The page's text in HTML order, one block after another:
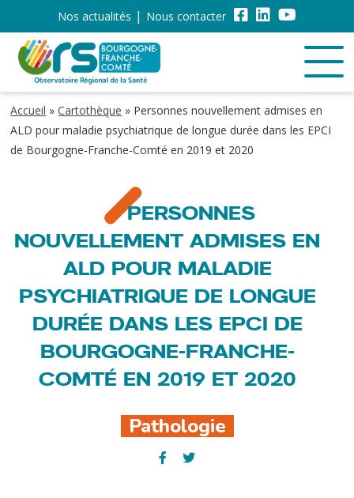
Nos actualités Nous contacter
Accueil »Cartothèque » Personnes nouvellement admises en
ALD pour maladie psychiatrique de longue durée dans les EPCI
de Bourgogne-Franche-Comté en 2019 et 2020
PERSONNES
NOUVELLEMENT ADMISES EN
ALD POUR MALADIE
PSYCHIATRIQUE DE LONGUE
DURÉE DANS LES EPCI DE
BOURGOGNE-FRANCHE-
COMTÉ EN 2019 ET 2020
Pathologie